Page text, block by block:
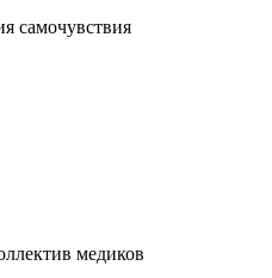
самочувствия
медиков